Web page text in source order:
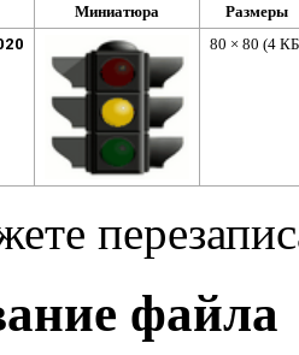
Миниатюра
Размеры
80 × 80 (4
файла